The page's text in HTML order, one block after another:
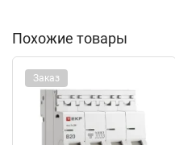
Похожие товары
Заказ